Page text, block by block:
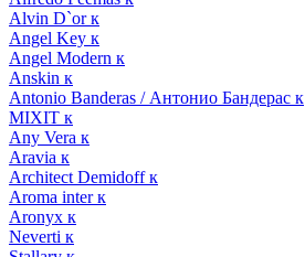
Alvin D`or к
Angel Key к
Angel Modern к
Anskin к
Antonio Banderas / Антонио Бандерас к
MIXIT к
Any Vera к
Aravia к
Architect Demidoff к
Aroma inter к
Aronyx к
Neverti к